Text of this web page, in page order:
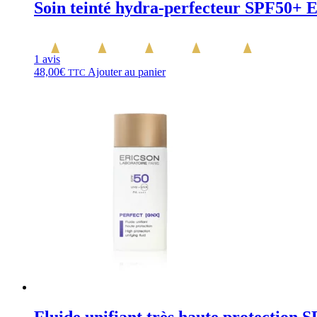
Soin teinté hydra-perfecteur SPF50+
1 avis
48,00€ TTC Ajouter au panier